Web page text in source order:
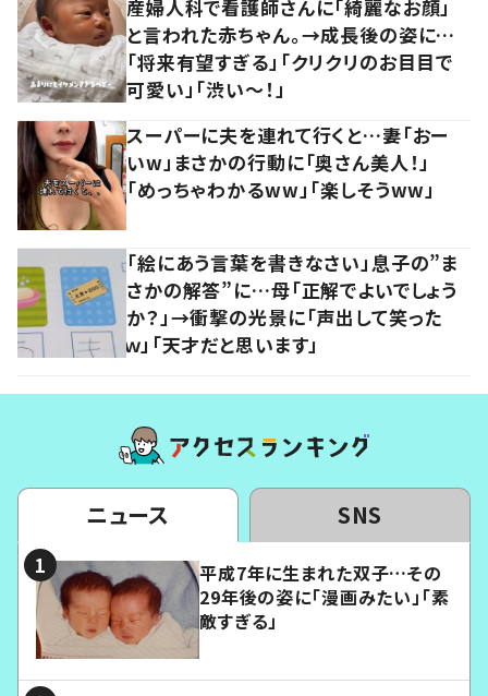
産婦人科で看護師さんに「綺麗なお顔」
と言われた赤ちゃん。→成長後の姿に…
「将来有望すぎる」「クリクリのお目目で
可愛い」「渋い～！」
スーパーに夫を連れて行くと…妻「おー
いw」まさかの行動に「奥さん美人！」
「めっちゃわかるww」「楽しそうww」
「絵にあう言葉を書きなさい」息子の”ま
さかの解答”に…母「正解でよいでしょう
か？」→衝撃の光景に「声出して笑った
ｗ」「天才だと思います」
ニュース SNS
平成7年に生まれた双子…その
29年後の姿に「漫画みたい」「素
敵すぎる」